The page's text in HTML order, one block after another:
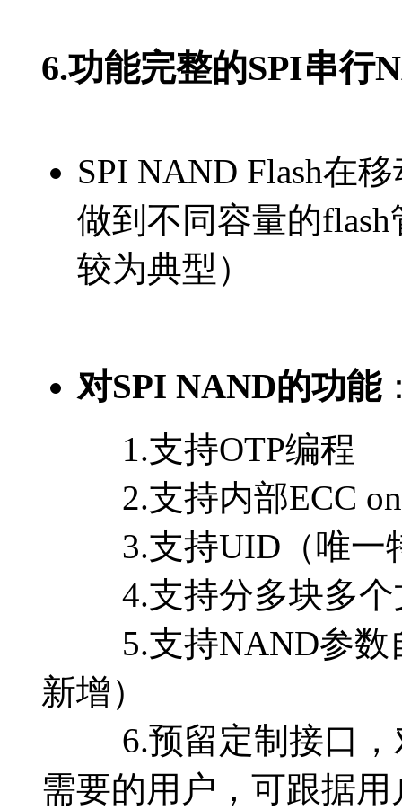
6.功能完整的SPI串行
SPI NAND Flash在
做到不同容量的
较为典型）
对SPI NAND的功能
1.支持OTP编程
2.支持内部ECC
3.支持UID（唯一
4.支持分多块多个
5.支持NAND参数自
新增）
6.预留定制接口，对
需要的用户，可跟据